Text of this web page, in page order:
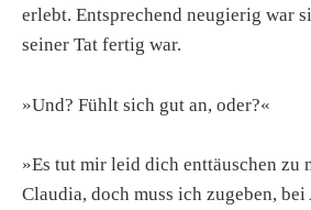
erlebt. Entsprechend neugierig war
seiner Tat fertig war.
»Und? Fühlt sich gut an, oder?«
»Es tut mir leid dich enttäuschen zu
Claudia, doch muss ich zugeben,